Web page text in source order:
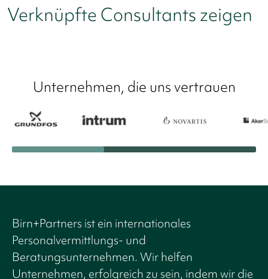
Verknüpfte Consultants zeigen
Unternehmen, die uns vertrauen
Birn+Partners ist ein internationales
Personalvermittlungs- und
Beratungsunternehmen. Wir helfen
Unternehmen, erfolgreich zu sein, indem wir die